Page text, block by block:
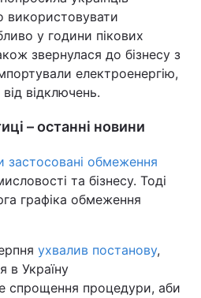
використовувати
у години пікових
звернулася до бізнесу з
електроенергію,
відключень.
– останні новини
застосовані обмеження
та бізнесу. Тоді
графіка обмеження
ухвалив постанову,
в Україну
спрощення процедури, аби